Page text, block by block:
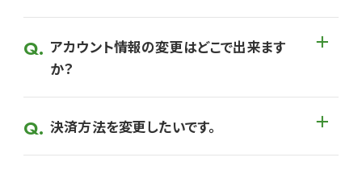
アカウント情報の変更はどこで出来ます
か？
決済方法を変更したいです。